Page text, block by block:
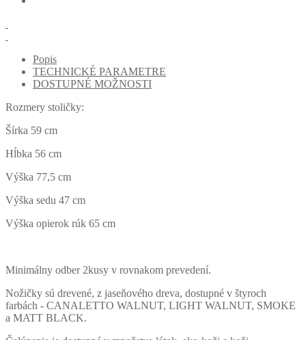
Popis
TECHNICKÉ PARAMETRE
DOSTUPNÉ MOŽNOSTI
Rozmery stoličky:
Šírka 59 cm
Hĺbka 56 cm
Výška 77,5 cm
Výška sedu 47 cm
Výška opierok rúk 65 cm
Minimálny odber 2kusy v rovnakom prevedení.
Nožičky sú drevené, z jaseňového dreva, dostupné v štyroch
farbách - CANALETTO WALNUT, LIGHT WALNUT, SMOKE
a MATT BLACK.